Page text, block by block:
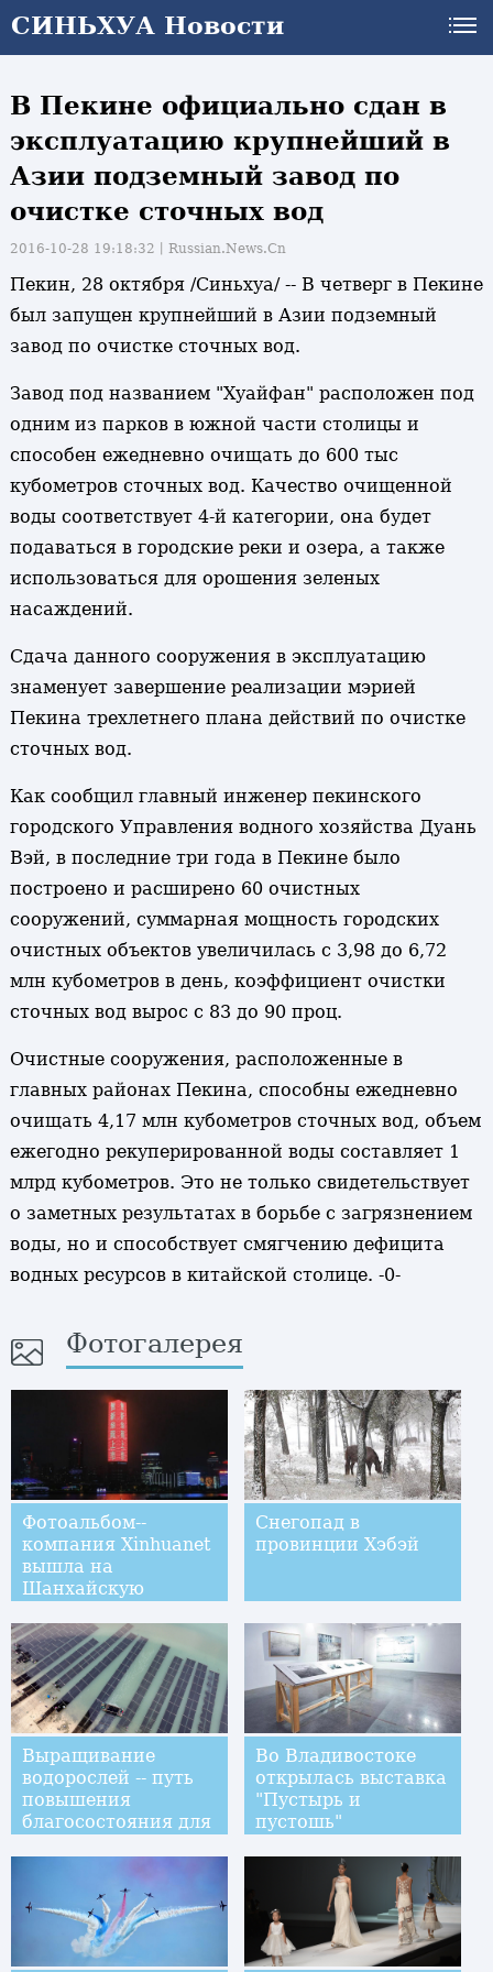
СИНЬХУА Новости
В Пекине официально сдан в
эксплуатацию крупнейший в
Азии подземный завод по
очистке сточных вод
2016-10-28 19:18:32丨 Russian.News.Cn
Пекин, 28 октября /Синьхуа/ -- В четверг в Пекине
был запущен крупнейший в Азии подземный
завод по очистке сточных вод.
Завод под названием "Хуайфан" расположен под
одним из парков в южной части столицы и
способен ежедневно очищать до 600 тыс
кубометров сточных вод. Качество очищенной
воды соответствует 4-й категории, она будет
подаваться в городские реки и озера, а также
использоваться для орошения зеленых
насаждений.
Сдача данного сооружения в эксплуатацию
знаменует завершение реализации мэрией
Пекина трехлетнего плана действий по очистке
сточных вод.
Как сообщил главный инженер пекинского
городского Управления водного хозяйства Дуань
Вэй, в последние три года в Пекине было
построено и расширено 60 очистных
сооружений, суммарная мощность городских
очистных объектов увеличилась с 3,98 до 6,72
млн кубометров в день, коэффициент очистки
сточных вод вырос с 83 до 90 проц.
Очистные сооружения, расположенные в
главных районах Пекина, способны ежедневно
очищать 4,17 млн кубометров сточных вод, объем
ежегодно рекуперированной воды составляет 1
млрд кубометров. Это не только свидетельствует
о заметных результатах в борьбе с загрязнением
воды, но и способствует смягчению дефицита
водных ресурсов в китайской столице. -0-
Фотогалерея
Фотоальбом--
компания Xinhuanet
вышла на
Шанхайскую
Снегопад в
провинции Хэбэй
Выращивание
водорослей -- путь
повышения
благосостояния для
Во Владивостоке
открылась выставка
"Пустырь и
пустошь"